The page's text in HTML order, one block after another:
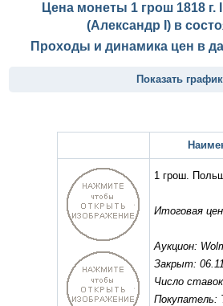
Цена монеты 1 грош 1818
(Александр I) в
Проходы и динамика цен в
Показать график
1 грош.
Итоговая
Аукцион:
Закрыт:
Число
Покупатель: